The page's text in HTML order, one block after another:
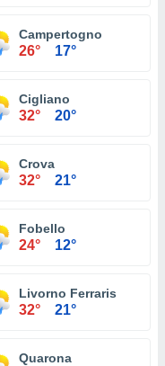
Campertogno
26° 17°
Cigliano
32° 20°
Crova
32° 21°
Fobello
24° 12°
Livorno Ferraris
32° 21°
Quarona